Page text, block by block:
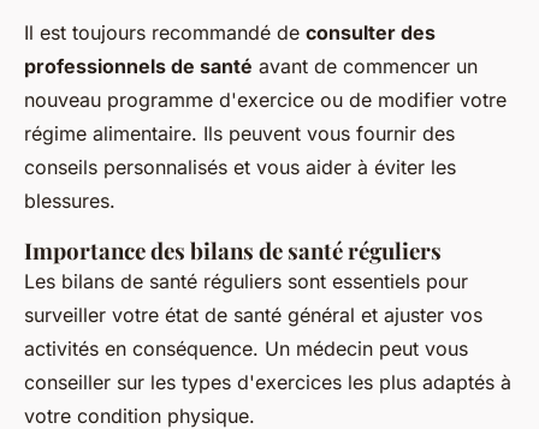
Il est toujours recommandé de consulter des
professionnels de santé avant de commencer un
nouveau programme d'exercice ou de modifier votre
régime alimentaire. Ils peuvent vous fournir des
conseils personnalisés et vous aider à éviter les
blessures.
Importance des bilans de santé réguliers
Les bilans de santé réguliers sont essentiels pour
surveiller votre état de santé général et ajuster vos
activités en conséquence. Un médecin peut vous
conseiller sur les types d'exercices les plus adaptés à
votre condition physique.